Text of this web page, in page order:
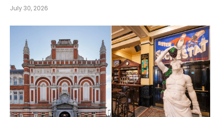
July 30, 2026